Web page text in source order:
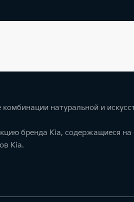
натуральной и
бренда Kia, содержащиеся
Kia.